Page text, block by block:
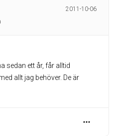
2011-10-06
sedan ett år, får alltid
allt jag behöver. De är